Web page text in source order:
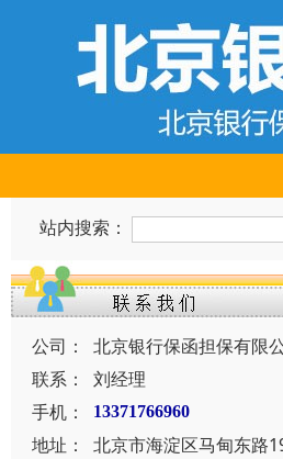
站内搜索：
公司：
北京银行保函担保有限
联系：
刘经理
手机：
13371766960
地址： 北京市海淀区马甸东路